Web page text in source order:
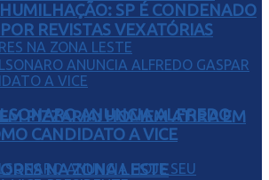
PIZZARIA: HOMEM ATIRA EM
NA ZONA LESTE
SP É CONDENADO
REVISTAS VEXATÓRIAS
ANUNCIA ALFREDO
CANDIDATO A VICE